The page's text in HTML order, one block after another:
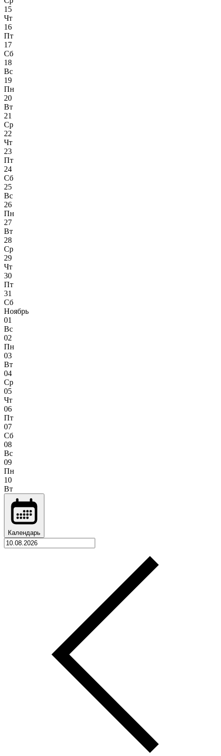
15
Чт
16
Пт
17
Сб
18
Вс
19
Пн
20
Вт
21
Ср
22
Чт
23
Пт
24
Сб
25
Вс
26
Пн
27
Вт
28
Ср
29
Чт
30
Пт
31
Сб
Ноябрь
01
Вс
02
Пн
03
Вт
04
Ср
05
Чт
06
Пт
07
Сб
08
Вс
09
Пн
10
Вт
Календарь